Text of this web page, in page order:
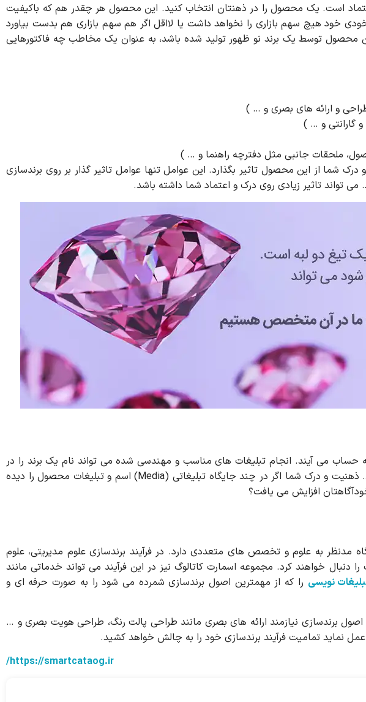
است. یک محصول را در ذهنتان انتخاب کنید. این محصول هر چقدر هم که باکیفیت
خودی خود هیچ سهم بازاری را نخواهد داشت یا لااقل اگر هم سهم بازاری هم بدست بیاورد
محصول توسط یک برند نو ظهور تولید شده باشد، به عنوان یک مخاطب چه فاکتورهایی
و ارائه های بصری و … )
گارانتی و … )
ملحقات جانبی مثل دفترچه راهنما و … )
شما از این محصول تاثیر بگذارد. این عوامل تنها عوامل تاثیر گذار بر روی برندسازی
تاثیر زیادی روی درک و اعتماد شما داشته باشد.
حساب می آیند. انجام تبلیغات های مناسب و مهندسی شده می تواند نام یک برند را در
ذهن مخاطب تکرار کند. محصولما را در مثال بالا بیاد بیاورید… ذهنیت و درک شما اگر در چند جایگاه تبلیغاتی (Media) اسم و تبلیغات محصول را دیده
افزایش می یافت؟
مدنظر به علوم و تخصص های متعددی دارد. در فرآیند برندسازی علوم مدیریتی، علوم
دنبال خواهند کرد. مجموعه اسمارت کاتالوگ نیز در این فرآیند می تواند خدماتی مانند
نویسی را که از مهمترین اصول برندسازی شمرده می شود را به صورت حرفه ای و
اصول برندسازی نیازمند ارائه های بصری مانند طراحی پالت رنگ، طراحی هویت بصری و …
نماید تمامیت فرآیند برندسازی خود را به چالش خواهد کشید.
https://smartcataog.ir/